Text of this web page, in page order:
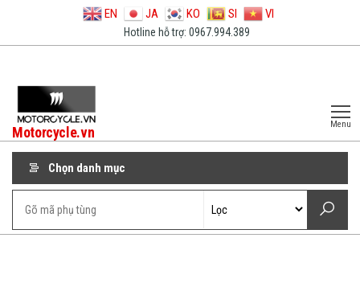
EN JA KO SI VI
Hotline hỗ trợ: 0967.994.389
Motorcycle.vn Menu
Chọn danh mục